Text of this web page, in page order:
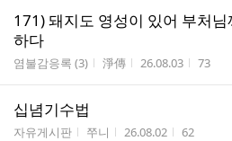
171) 돼지도 영성이 있어 부처
하다
게시판명
염불감응록 (3) 작성자
淨傳 작성시간
26.08.03 조회수
73
십념기수법
게시판명
자유게시판 작성자
쭈니 작성시간
26.08.02 조회수
62